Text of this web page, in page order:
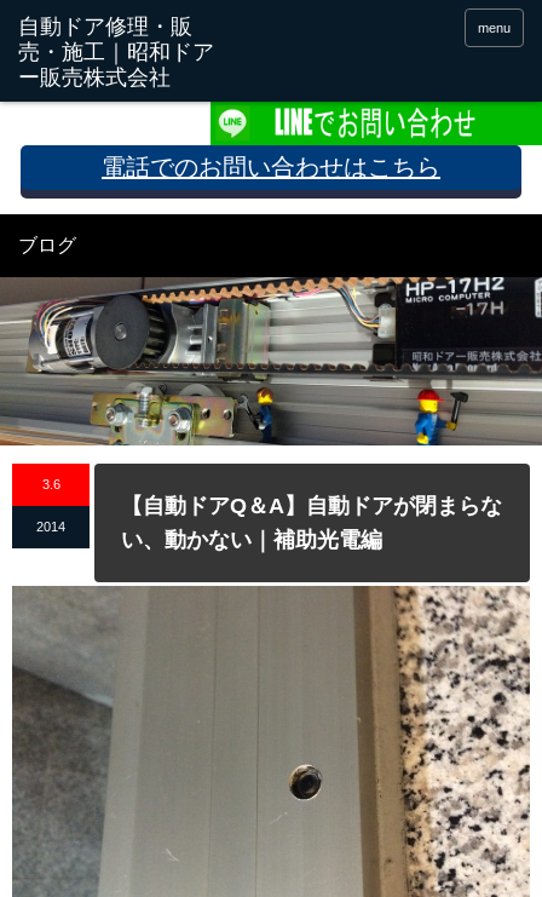
menu
電話でのお問い合わせはこちら
ブログ
3.6
2014
【自動ドアQ＆A】自動ドアが閉まらな
い、動かない｜補助光電編